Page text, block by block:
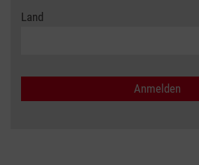
Land